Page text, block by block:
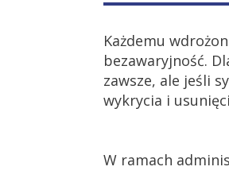
Każdemu
bezawaryjność.
zawsze, ale jeśli
wykrycia i
W ramach